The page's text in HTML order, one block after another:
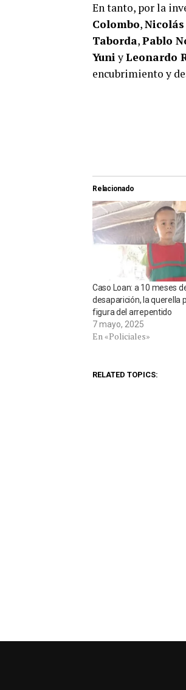
En tanto, por la
Colombo,
Taborda,Pablo
YuniyLeonardo
encubrimiento y
Relacionado
Caso Loan: a 10 meses
desaparición, la querella
figura del arrepentido
7 mayo, 2025
En «Policiales»
RELATED TOPICS: